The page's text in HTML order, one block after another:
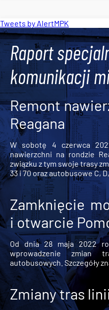
Tweets by AlertMPK
Raport
komunikacji
Remont
Reagana
W sobotę 4 czerwca
nawierzchni na rondzie
związku z tym swoje trasy
33 i 70 oraz autobusowe C, D,
Zamknięcie
i otwarcie
Od dnia 28 maja 2022
wprowadzenie zmian
autobusowych. Szczegóły
Zmiany tras linii